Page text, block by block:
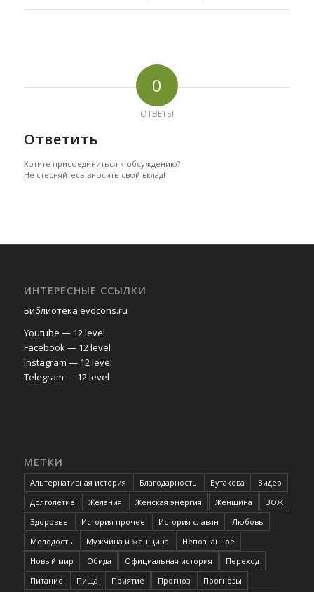
0
ОТВЕТЫ
Ответить
Хотите присоединиться к обсуждению?
Не стесняйтесь вносить свой вклад!
ИНТЕРЕСНЫЕ ССЫЛКИ
Библиотека evocons.ru
Youtube — 12 level
Facebook — 12 level
Instagram — 12 level
Telegram — 12 level
МЕТКИ
Альтернативная история Благодарность Бутакова
Видео
Долголетие
Желания Женская энергия Женщина
ЗОЖ
Здоровье
История прочее История славян
Любовь
Молодость
Мужчина и женщина
Непознанное
Новый мир
Обида Официальная история
Переход
Питание
Пища Приятие Прогноз Прогнозы